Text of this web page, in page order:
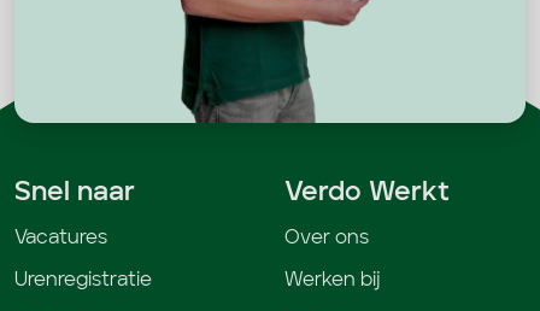
Snel naar
Vacatures
Urenregistratie
Verdo Werkt
Over ons
Werken bij